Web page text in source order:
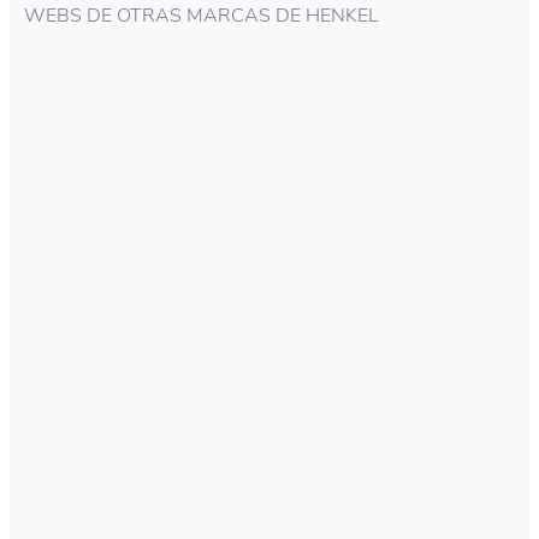
WEBS DE OTRAS MARCAS DE HENKEL